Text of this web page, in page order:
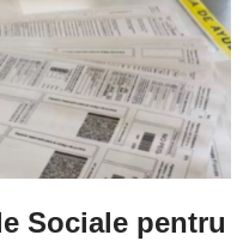
Sociale pentru